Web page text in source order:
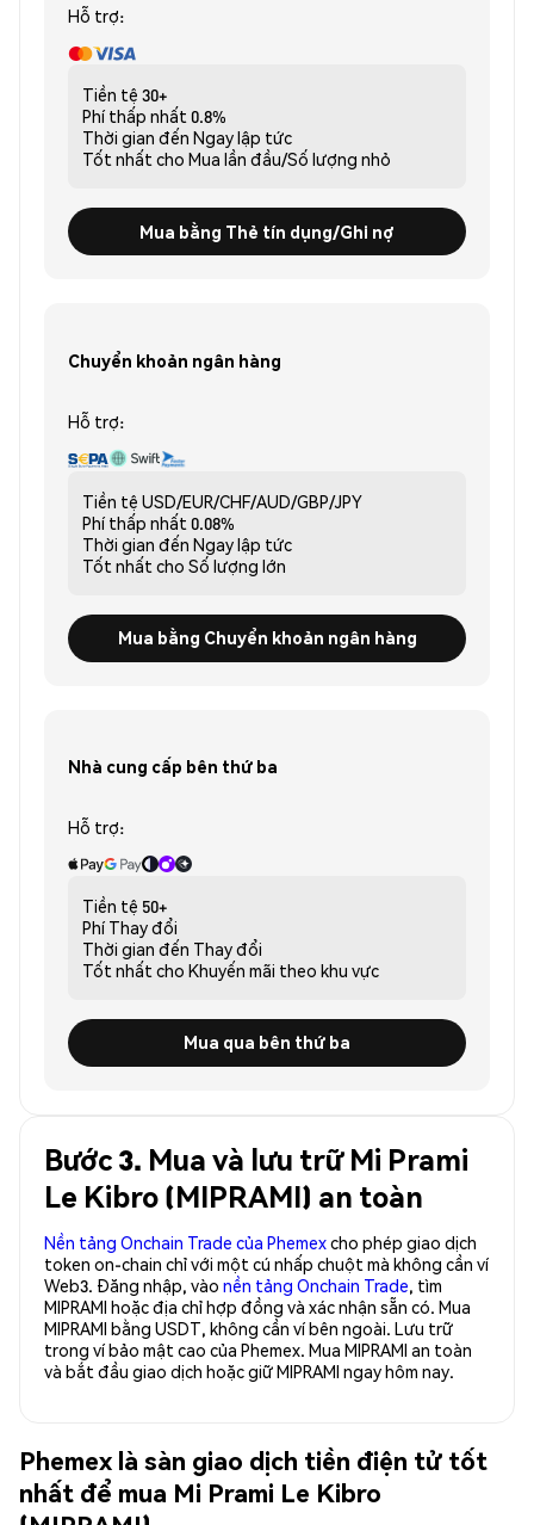
Hỗ trợ:
Tiền tệ 30+
Phí thấp nhất 0.8%
Thời gian đến Ngay lập tức
Tốt nhất cho Mua lần đầu/Số lượng nhỏ
Mua bằng Thẻ tín dụng/Ghi nợ
Chuyển khoản ngân hàng
Hỗ trợ:
Tiền tệ USD/EUR/CHF/AUD/GBP/JPY
Phí thấp nhất 0.08%
Thời gian đến Ngay lập tức
Tốt nhất cho Số lượng lớn
Mua bằng Chuyển khoản ngân hàng
Nhà cung cấp bên thứ ba
Hỗ trợ:
Tiền tệ 50+
Phí Thay đổi
Thời gian đến Thay đổi
Tốt nhất cho Khuyến mãi theo khu vực
Mua qua bên thứ ba
Bước 3. Mua và lưu trữ Mi Prami
Le Kibro (MIPRAMI) an toàn
Nền tảng Onchain Trade của Phemexcho phép giao dịch
token on-chain chỉ với một cú nhấp chuột mà không cần ví
Web3. Đăng nhập, vào nền tảng Onchain Trade, tìm
MIPRAMI hoặc địa chỉ hợp đồng và xác nhận sẵn có. Mua
MIPRAMI bằng USDT, không cần ví bên ngoài. Lưu trữ
trong ví bảo mật cao của Phemex. Mua MIPRAMI an toàn
và bắt đầu giao dịch hoặc giữ MIPRAMI ngay hôm nay.
Phemex là sàn giao dịch tiền điện tử tốt
nhất để mua Mi Prami Le Kibro